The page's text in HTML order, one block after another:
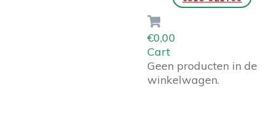
€0,00
Cart
Geen producten in de
winkelwagen.